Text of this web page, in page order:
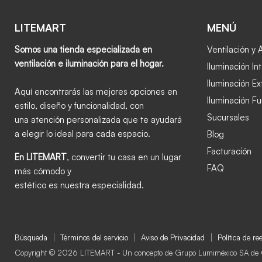
LITEMART
Somos una tienda especializada en
ventilación e iluminación para el hogar.
Aquí encontrarás las mejores opciones en
estilo, diseño y funcionalidad, con
una atención personalizada que te ayudará
a elegir lo ideal para cada espacio.
En LITEMART, convertir tu casa en un lugar
más cómodo y
estético es nuestra especialidad.
MENÚ
Ventilación y
Iluminación
Iluminación
Iluminación
Sucursales
Blog
Facturación
FAQ
Búsqueda Términos del servicio Aviso de Privacidad
Política de
Copyright © 2026 LITEMART - Un concepto de Grupo Lumiméxico SA de